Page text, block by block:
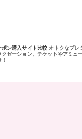
ン購入サイト比較 オトクなプレ
ゼーション、チケットやアミ